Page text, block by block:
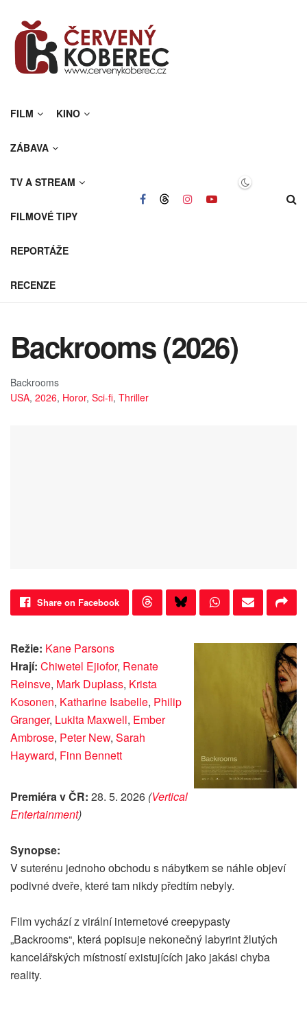
FILM KINO
ZÁBAVA
TV A STREAM
FILMOVÉ TIPY
REPORTÁŽE
RECENZE
Backrooms (2026)
Backrooms
USA, 2026, Horor, Sci-fi, Thriller
Share on Facebook
Režie: Kane Parsons
Hrají: Chiwetel Ejiofor, Renate
Reinsve, Mark Duplass, Krista
Kosonen, Katharine Isabelle, Philip
Granger, Lukita Maxwell, Ember
Ambrose, Peter New, Sarah
Hayward, Finn Bennett
Premiéra v ČR: 28. 5. 2026 (Vertical
Entertainment)
Synopse:
V suterénu jednoho obchodu s nábytkem se náhle objeví
podivné dveře, které tam nikdy předtím nebyly.
Film vychází z virální internetové creepypasty
„Backrooms“, která popisuje nekonečný labyrint žlutých
kancelářských místností existujících jako jakási chyba
reality.